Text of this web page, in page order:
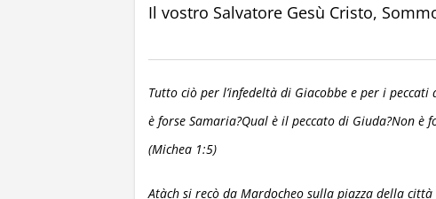
Il vostro Salvatore Gesù Cristo,
Tutto ciò per l’infedeltà di Giacobbe e per i
è forse Samaria?Qual è il peccato di Giuda?Non è
(Michea 1:5)
Atàch si recò da Mardocheo sulla piazza della